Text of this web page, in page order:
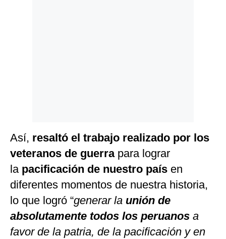
Así, resaltó el trabajo realizado por los
veteranos de guerra para lograr
la pacificación de nuestro país en
diferentes momentos de nuestra historia,
lo que logró “generar la unión de
absolutamente todos los peruanos a
favor de la patria, de la pacificación y en